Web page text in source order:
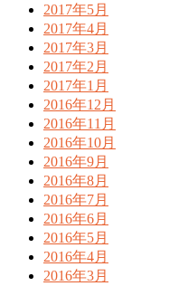
2017年5月
2017年4月
2017年3月
2017年2月
2017年1月
2016年12月
2016年11月
2016年10月
2016年9月
2016年8月
2016年7月
2016年6月
2016年5月
2016年4月
2016年3月